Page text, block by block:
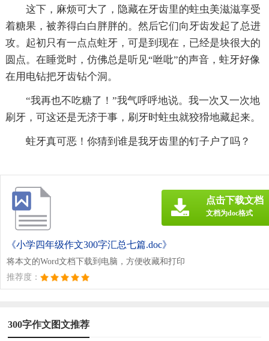
这下，麻烦可大了，隐藏在牙齿里的蛀虫美滋滋享受
着糖果，被养得白白胖胖的。然后它们向牙齿发起了总进
攻。起初只有一点点蛀牙，可是到现在，已经是块很大的
圆点。在睡觉时，仿佛总是听见“咝吡”的声音，蛀牙好像
在用电钻把牙齿钻个洞。
“我再也不吃糖了！”我气呼呼地说。我一次又一次地
刷牙，可这还是无济于事，刷牙时蛀虫就狡猾地藏起来。
蛀牙真可恶！你猜到谁是我牙齿里的钉子户了吗？
《小学四年级作文300字汇总七篇.doc》
将本文的Word文档下载到电脑，方便收藏和打印
推荐度：
点击下载文档
文档为doc格式
300字作文图文推荐